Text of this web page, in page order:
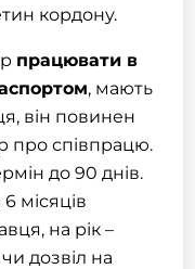
кордону.
працювати в
, мають
, він повинен
про співпрацю.
до 90 днів.
місяців
на рік –
чи дозвіл на